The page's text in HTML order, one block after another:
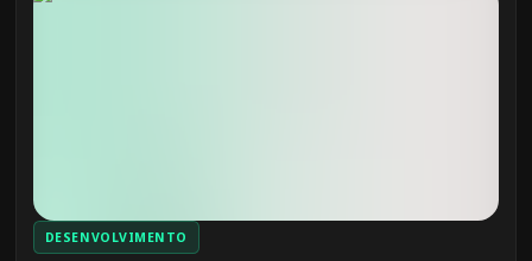
DESENVOLVIMENTO